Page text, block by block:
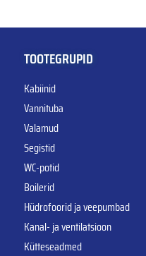
TOOTEGRUPID
Kabiinid
Vannituba
Valamud
Segistid
WC-potid
Boilerid
Hüdrofoorid ja veepumbad
Kanal- ja ventilatsioon
Kütteseadmed